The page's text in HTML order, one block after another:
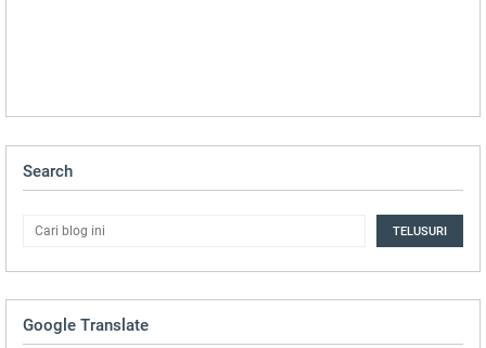
Search
Google Translate